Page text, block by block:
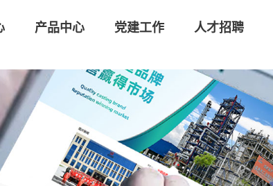
产品中心 党建工作 人才招聘